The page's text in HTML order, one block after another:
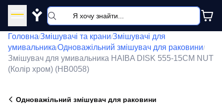
Y
Головна/Змішувачі та крани/Змішувачі для
умивальника/Одноважільний змішувач для раковини/
Змішувач для умивальника HAIBA DISK 555-15CM NUT
(Колір хром) (HB0058)
Одноважільний змішувач для раковини